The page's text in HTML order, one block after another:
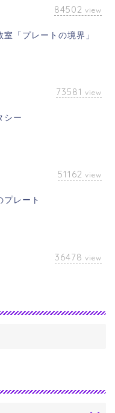
84502 view
室「プレートの境界」
73581 view
シー
51162 view
プレート
36478 view